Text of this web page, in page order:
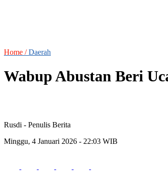
Home /Daerah
Wabup Abustan Beri
Rusdi - Penulis Berita
Minggu, 4 Januari 2026 - 22:03 WIB